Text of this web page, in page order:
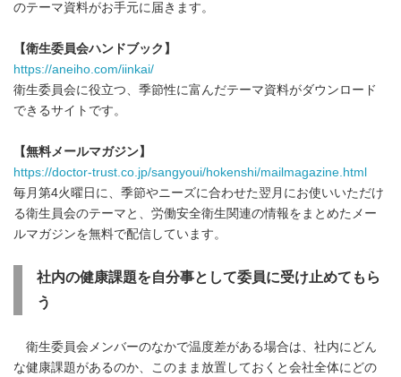
のテーマ資料がお手元に届きます。
【衛生委員会ハンドブック】
https://aneiho.com/iinkai/
衛生委員会に役立つ、季節性に富んだテーマ資料がダウンロード
できるサイトです。
【無料メールマガジン】
https://doctor-trust.co.jp/sangyoui/hokenshi/mailmagazine.html
毎月第4火曜日に、季節やニーズに合わせた翌月にお使いいただけ
る衛生員会のテーマと、労働安全衛生関連の情報をまとめたメー
ルマガジンを無料で配信しています。
社内の健康課題を自分事として委員に受け止めてもら
う
衛生委員会メンバーのなかで温度差がある場合は、社内にどん
な健康課題があるのか、このまま放置しておくと会社全体にどの